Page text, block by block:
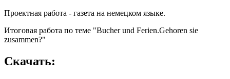
Проектная работа - газета на немецком языке.
Итоговая работа по теме "Bucher und Ferien.Gehoren sie
zusammen?"
Скачать: